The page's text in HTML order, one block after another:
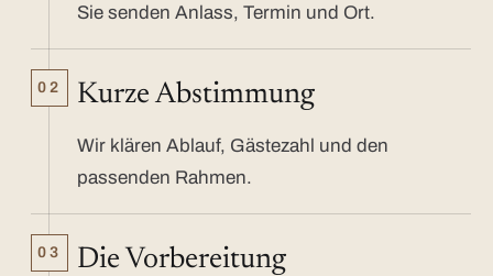
Sie senden Anlass, Termin und Ort.
02 Kurze Abstimmung
Wir klären Ablauf, Gästezahl und den
passenden Rahmen.
03 Die Vorbereitung